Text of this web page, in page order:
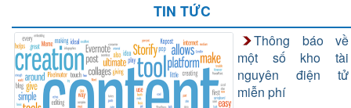
TIN TỨC
Thông báo về
một số kho tài
nguyên điện tử
miễn phí